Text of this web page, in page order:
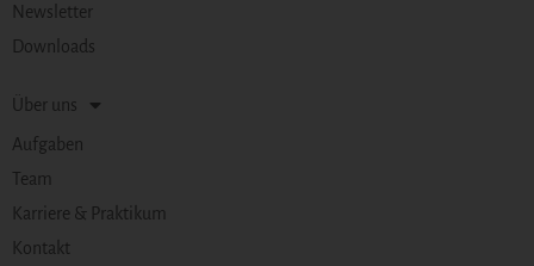
Newsletter
Downloads
Über uns
Aufgaben
Team
Karriere & Praktikum
Kontakt